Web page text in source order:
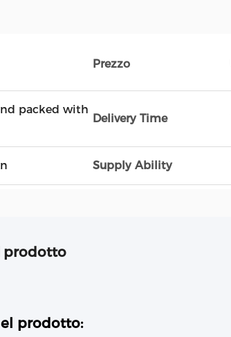
Prezzo
packed with
Delivery Time
Supply Ability
prodotto
prodotto: